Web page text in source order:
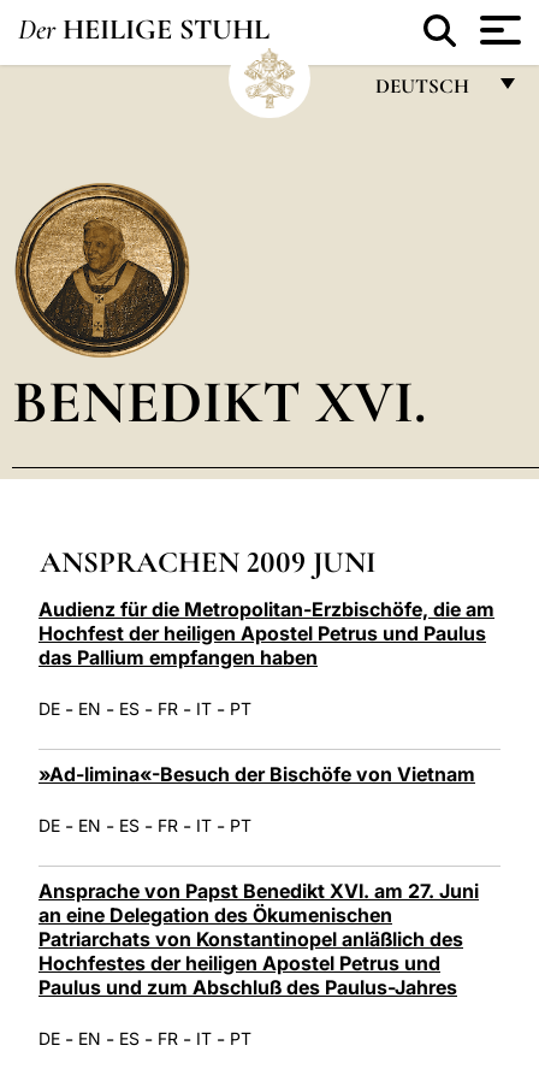
Der HEILIGE STUHL
DEUTSCH
POLSKI
العربيّة
LATINE
BENEDIKT XVI.
ANSPRACHEN 2009 JUNI
Audienz für die Metropolitan-Erzbischöfe, die am
Hochfest der heiligen Apostel Petrus und Paulus
das Pallium empfangen haben
DE - EN - ES - FR - IT - PT
»Ad-limina«-Besuch der Bischöfe von Vietnam
DE - EN - ES - FR - IT - PT
Ansprache von Papst Benedikt XVI. am 27. Juni
an eine Delegation des Ökumenischen
Patriarchats von Konstantinopel anläßlich des
Hochfestes der heiligen Apostel Petrus und
Paulus und zum Abschluß des Paulus-Jahres
DE - EN - ES - FR - IT - PT